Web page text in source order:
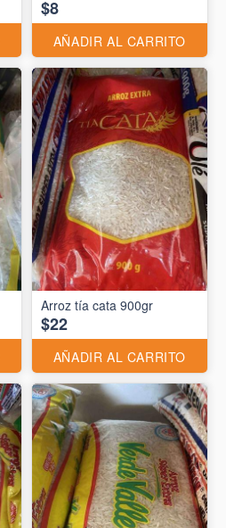
$8
AÑADIR AL CARRITO
Arroz tía cata 900gr
$22
AÑADIR AL CARRITO